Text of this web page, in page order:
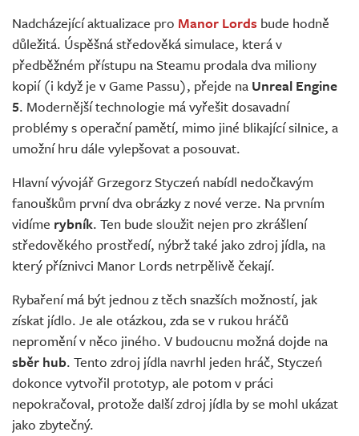
Živě
Nadcházející aktualizace pro Manor Lords bude hodně
důležitá. Úspěšná středověká simulace, která v
předběžném přístupu na Steamu prodala dva miliony
kopií (i když je v Game Passu), přejde na Unreal Engine
5. Modernější technologie má vyřešit dosavadní
problémy s operační pamětí, mimo jiné blikající silnice, a
umožní hru dále vylepšovat a posouvat.
Hlavní vývojář Grzegorz Styczeń nabídl nedočkavým
fanouškům první dva obrázky z nové verze. Na prvním
vidíme rybník. Ten bude sloužit nejen pro zkrášlení
středověkého prostředí, nýbrž také jako zdroj jídla, na
který příznivci Manor Lords netrpělivě čekají.
Rybaření má být jednou z těch snazších možností, jak
získat jídlo. Je ale otázkou, zda se v rukou hráčů
nepromění v něco jiného. V budoucnu možná dojde na
sběr hub. Tento zdroj jídla navrhl jeden hráč, Styczeń
dokonce vytvořil prototyp, ale potom v práci
nepokračoval, protože další zdroj jídla by se mohl ukázat
jako zbytečný.